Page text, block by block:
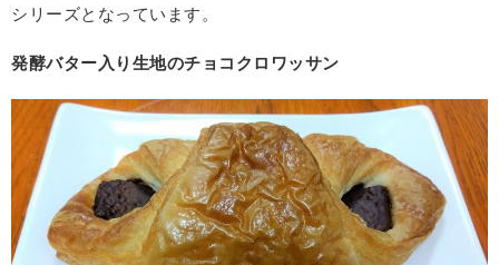
シリーズとなっています。
発酵バター入り生地のチョコクロワッサン